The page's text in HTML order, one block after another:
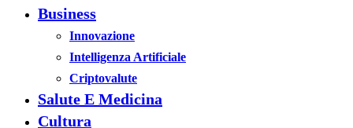
Business
Innovazione
Intelligenza Artificiale
Criptovalute
Salute E Medicina
Cultura